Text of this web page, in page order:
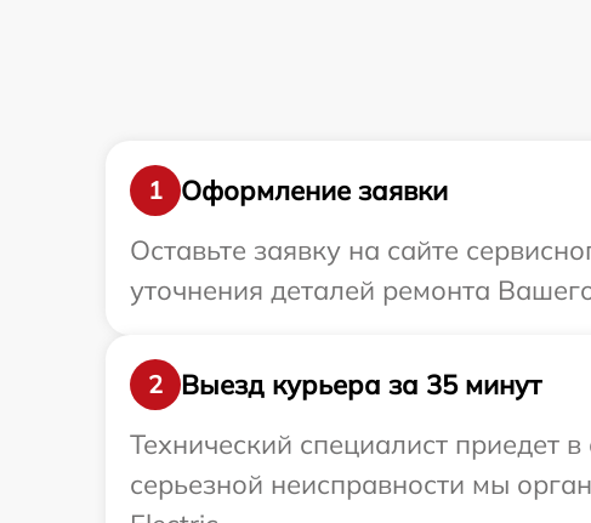
1
Оформление заявки
Оставьте заявку на сайте
уточнения деталей ремонта
2
Выезд курьера за 35 минут
Технический специалист приедет
серьезной неисправности мы